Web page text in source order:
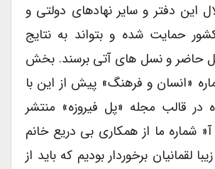
این دفتر و سایر نهادهای دولتی و
حمایت شده و بتواند به نتایج
حاضر و نسل های آتی برسند. بخش
«انسان و فرهنگ» پیش از این با
در قالب مجله «پل فیروزه» منتشر
شماره ما از همکاری بی دریع خانم
لقمانیان برخوردار بودیم که باید از